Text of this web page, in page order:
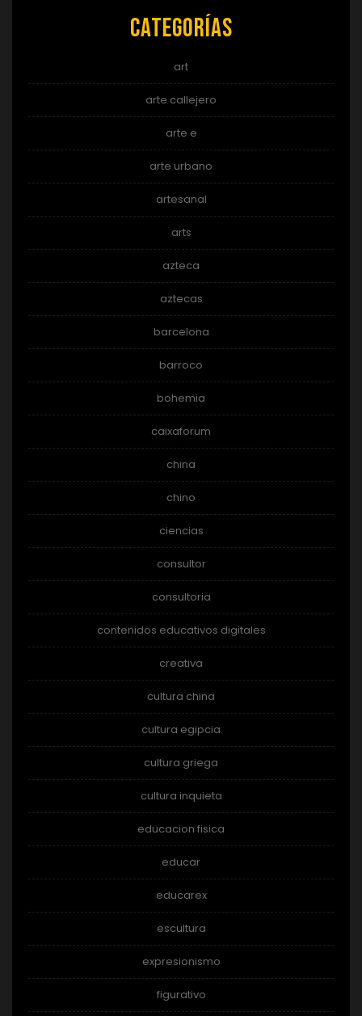
Categorías
art
arte callejero
arte e
arte urbano
artesanal
arts
azteca
aztecas
barcelona
barroco
bohemia
caixaforum
china
chino
ciencias
consultor
consultoria
contenidos educativos digitales
creativa
cultura china
cultura egipcia
cultura griega
cultura inquieta
educacion fisica
educar
educarex
escultura
expresionismo
figurativo